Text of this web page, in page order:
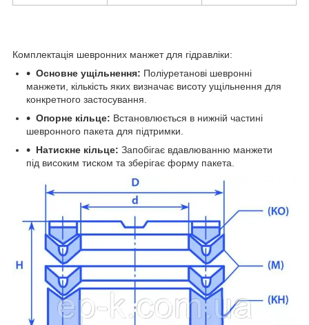
Комплектація шевронних манжет для гідравліки:
Основне ущільнення: Поліуретанові шевронні
манжети, кількість яких визначає висоту ущільнення для
конкретного застосування.
Опорне кільце: Встановлюється в нижній частині
шевронного пакета для підтримки.
Натискне кільце: Запобігає вдавлюванню манжети
під високим тиском та зберігає форму пакета.